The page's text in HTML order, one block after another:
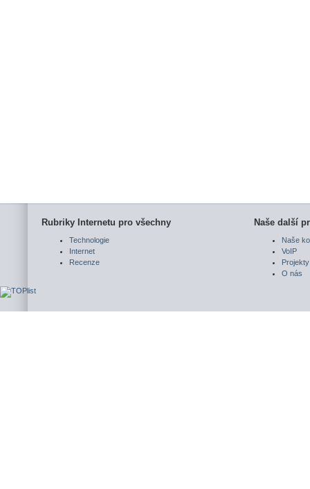
Rubriky Internetu pro všechny
Technologie
Internet
Recenze
Naše další
Naše
VoIP
Projekty
O nás